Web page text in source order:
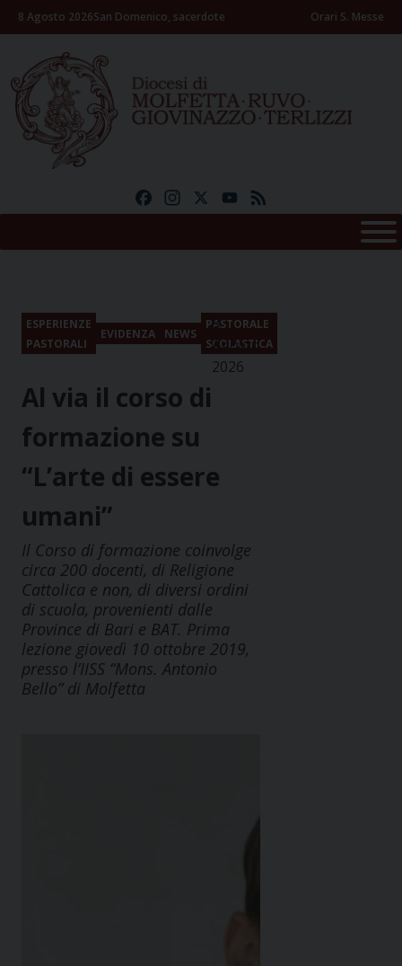
Skip8 Agosto 2026San Domenico, sacerdote Orari S. Messe
FacebookInstagramYouTube
ESPERIENZE
PASTORALI
EVIDENZA NEWS
PASTORALE
SCOLASTICA
8
Agosto
2026
Al via il corso di
formazione su
“L’arte di essere
umani”
Il Corso di formazione coinvolge
circa 200 docenti, di Religione
Cattolica e non, di diversi ordini
di scuola, provenienti dalle
Province di Bari e BAT. Prima
lezione giovedì 10 ottobre 2019,
presso l’IISS “Mons. Antonio
Bello” di Molfetta